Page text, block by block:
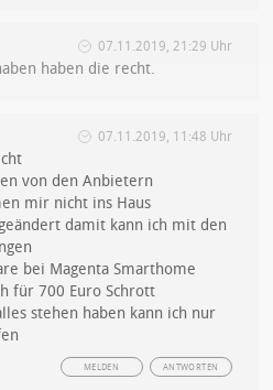
07.11.2019, 21:29 Uhr
haben die recht.
07.11.2019, 11:48 Uhr
von den Anbietern
mir nicht ins Haus
damit kann ich mit den
bei Magenta Smarthome
für 700 Euro Schrott
stehen haben kann ich nur
ANTWORTEN
MELDEN